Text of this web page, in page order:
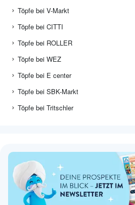
Töpfe bei V-Markt
Töpfe bei CITTI
Töpfe bei ROLLER
Töpfe bei WEZ
Töpfe bei E center
Töpfe bei SBK-Markt
Töpfe bei Tritschler